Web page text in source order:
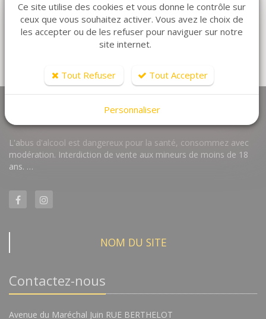
L'abus d'alcool est dangereux pour la santé, consommez avec
modération. Interdiction de vente aux mineurs de moins de 18
ans. …
NOM DU SITE
Contactez-nous
Avenue du Maréchal Juin RUE BERTHELOT
Ce site utilise des cookies et vous donne le contrôle sur
ceux que vous souhaitez activer. Vous avez le choix de
les accepter ou de les refuser pour naviguer sur notre
site internet.
Tout Refuser Tout Accepter
Personnaliser